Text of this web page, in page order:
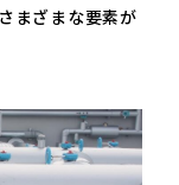
まざまな要素が